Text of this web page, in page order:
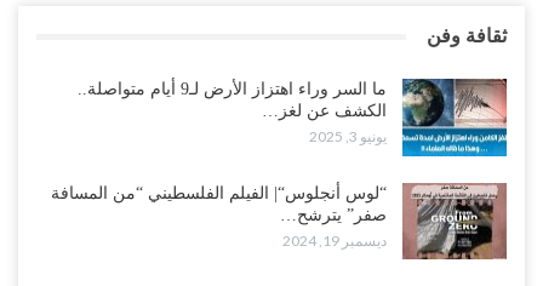
ثقافة وفن
ما السر وراء اهتزاز الأرض لـ9 أيام متواصلة..
الكشف عن لغز…
يونيو 3, 2025
“لوس أنجلوس“| الفيلم الفلسطيني “من المسافة
صفر” يترشح…
ديسمبر 19, 2024